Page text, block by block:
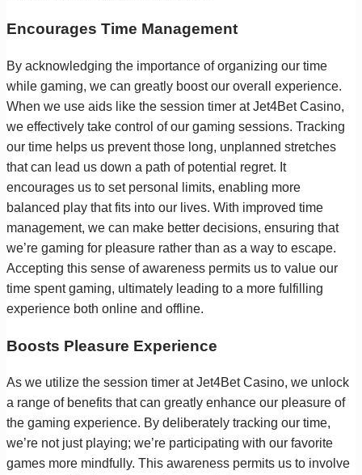
Encourages Time Management
By acknowledging the importance of organizing our time
while gaming, we can greatly boost our overall experience.
When we use aids like the session timer at Jet4Bet Casino,
we effectively take control of our gaming sessions. Tracking
our time helps us prevent those long, unplanned stretches
that can lead us down a path of potential regret. It
encourages us to set personal limits, enabling more
balanced play that fits into our lives. With improved time
management, we can make better decisions, ensuring that
we’re gaming for pleasure rather than as a way to escape.
Accepting this sense of awareness permits us to value our
time spent gaming, ultimately leading to a more fulfilling
experience both online and offline.
Boosts Pleasure Experience
As we utilize the session timer at Jet4Bet Casino, we unlock
a range of benefits that can greatly enhance our pleasure of
the gaming experience. By deliberately tracking our time,
we’re not just playing; we’re participating with our favorite
games more mindfully. This awareness permits us to involve